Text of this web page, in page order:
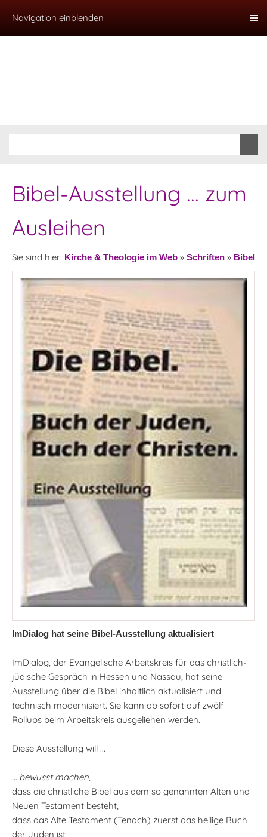
Navigation einblenden
Bibel-Ausstellung ... zum
Ausleihen
Sie sind hier: Kirche & Theologie im Web » Schriften » Bibel
ImDialog hat seine Bibel-Ausstellung aktualisiert
ImDialog, der Evangelische Arbeitskreis für das christlich-
jüdische Gespräch in Hessen und Nassau, hat seine
Ausstellung über die Bibel inhaltlich aktualisiert und
technisch modernisiert. Sie kann ab sofort auf zwölf
Rollups beim Arbeitskreis ausgeliehen werden.
Diese Ausstellung will ...
… bewusst machen,
dass die christliche Bibel aus dem so genannten Alten und
Neuen Testament besteht,
dass das Alte Testament (Tenach) zuerst das heilige Buch
der Juden ist,